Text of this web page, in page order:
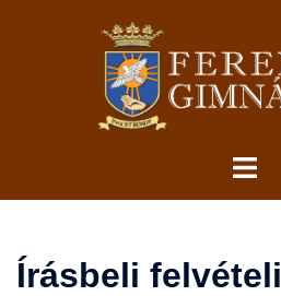
Toggle
Írásbeli felvételi